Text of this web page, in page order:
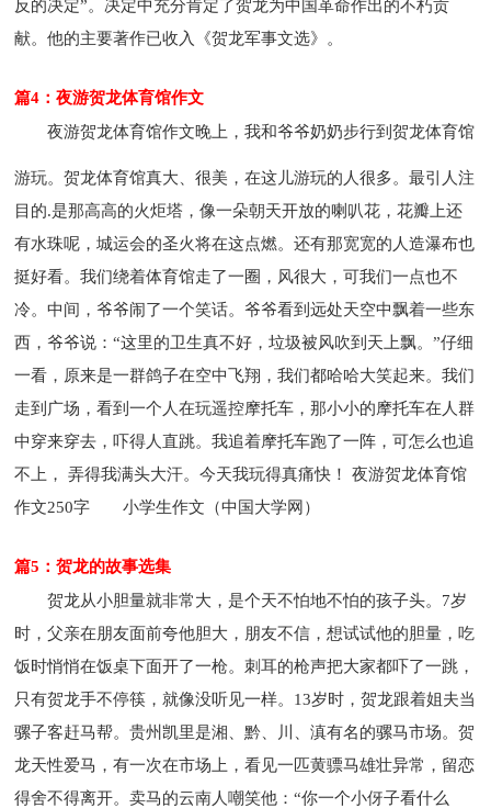
反的决定”。决定中充分肯定了贺龙为中国革命作出的不朽贡
献。他的主要著作已收入《贺龙军事文选》。
篇4：夜游贺龙体育馆作文
夜游贺龙体育馆作文晚上，我和爷爷奶奶步行到贺龙体育馆
游玩。贺龙体育馆真大、很美，在这儿游玩的人很多。最引人注
目的.是那高高的火炬塔，像一朵朝天开放的喇叭花，花瓣上还
有水珠呢，城运会的圣火将在这点燃。还有那宽宽的人造瀑布也
挺好看。我们绕着体育馆走了一圈，风很大，可我们一点也不
冷。中间，爷爷闹了一个笑话。爷爷看到远处天空中飘着一些东
西，爷爷说：“这里的卫生真不好，垃圾被风吹到天上飘。”仔细
一看，原来是一群鸽子在空中飞翔，我们都哈哈大笑起来。我们
走到广场，看到一个人在玩遥控摩托车，那小小的摩托车在人群
中穿来穿去，吓得人直跳。我追着摩托车跑了一阵，可怎么也追
不上， 弄得我满头大汗。今天我玩得真痛快！ 夜游贺龙体育馆
作文250字
小学生作文（中国大学网）
篇5：贺龙的故事选集
贺龙从小胆量就非常大，是个天不怕地不怕的孩子头。7岁
时，父亲在朋友面前夸他胆大，朋友不信，想试试他的胆量，吃
饭时悄悄在饭桌下面开了一枪。刺耳的枪声把大家都吓了一跳，
只有贺龙手不停筷，就像没听见一样。13岁时，贺龙跟着姐夫当
骡子客赶马帮。贵州凯里是湘、黔、川、滇有名的骡马市场。贺
龙天性爱马，有一次在市场上，看见一匹黄骠马雄壮异常，留恋
得舍不得离开。卖马的云南人嘲笑他：“你一个小伢子看什么